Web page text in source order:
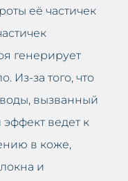
её частичек
генерирует
Из-за того, что
вызванный
ведет к
в коже,
и